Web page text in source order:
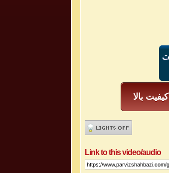
بالا
Link to this video/audio